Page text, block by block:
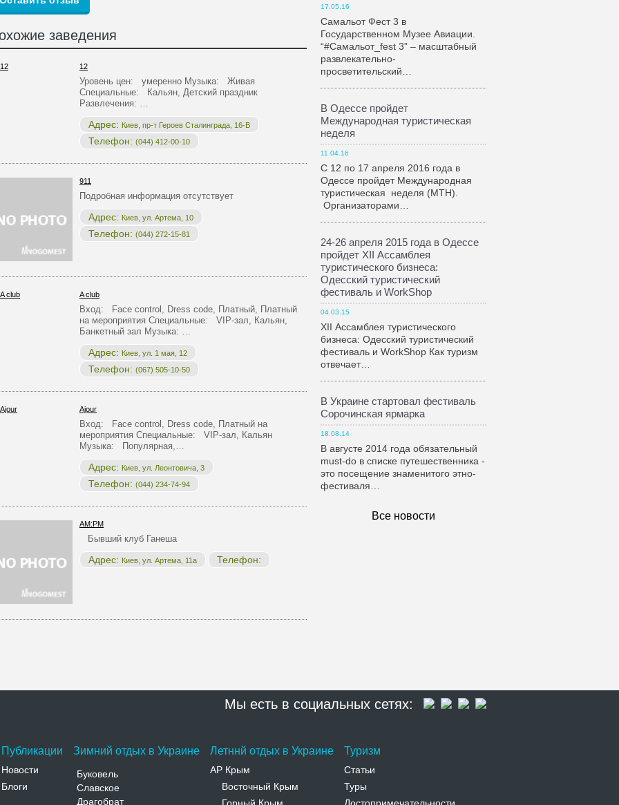
заведения
12
Уровень цен: умеренно Музыка: Живая
Специальные: Кальян, Детский праздник
Развлечения: …
Адрес: Киев, пр-т Героев Сталинграда, 16-В
Телефон: (044) 412-00-10
911
Подробная информация отсутствует
Адрес: Киев, ул. Артема, 10
Телефон: (044) 272-15-81
A club
Вход: Face control, Dress code, Платный, Платный
на мероприятия Специальные: VIP-зал, Кальян,
Банкетный зал Музыка: …
Адрес: Киев, ул. 1 мая, 12
Телефон: (067) 505-10-50
Ajour
Вход: Face control, Dress code, Платный на
мероприятия Специальные: VIP-зал, Кальян
Музыка: Популярная,…
Адрес: Киев, ул. Леонтовича, 3
Телефон: (044) 234-74-94
AM:PM
Бывший клуб Ганеша
Адрес: Киев, ул. Артема, 11а Телефон:
17.05.16
Самальот Фест 3 в
Государственном Музее Авиации.
“#Самальот_fest 3” – масштабный
развлекательно-
просветительский…
В Одессе пройдет
Международная туристическая
неделя
11.04.16
С 12 по 17 апреля 2016 года в
Одессе пройдет Международная
туристическая неделя (МТН).
Организаторами…
24-26 апреля 2015 года в Одессе
пройдет XII Ассамблея
туристического бизнеса:
Одесский туристический
фестиваль и WorkShop
04.03.15
XII Ассамблея туристического
бизнеса: Одесский туристический
фестиваль и WorkShop Как туризм
отвечает…
В Украине стартовал фестиваль
Сорочинская ярмарка
18.08.14
В августе 2014 года обязательный
must-do в списке путешественника -
это посещение знаменитого этно-
фестиваля…
Все новости
Мы есть в социальных сетях:
Публикации
Новости
Блоги
Зимний отдых в Украине
Буковель
Славское
Драгобрат
Летннй отдых в Украине
АР Крым
Восточный Крым
Туризм
Статьи
Туры